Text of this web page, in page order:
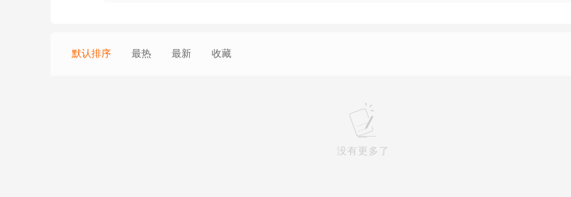
默认排序 最热 最新 收藏
没有更多了